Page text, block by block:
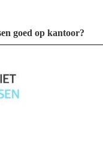
goed op kantoor?